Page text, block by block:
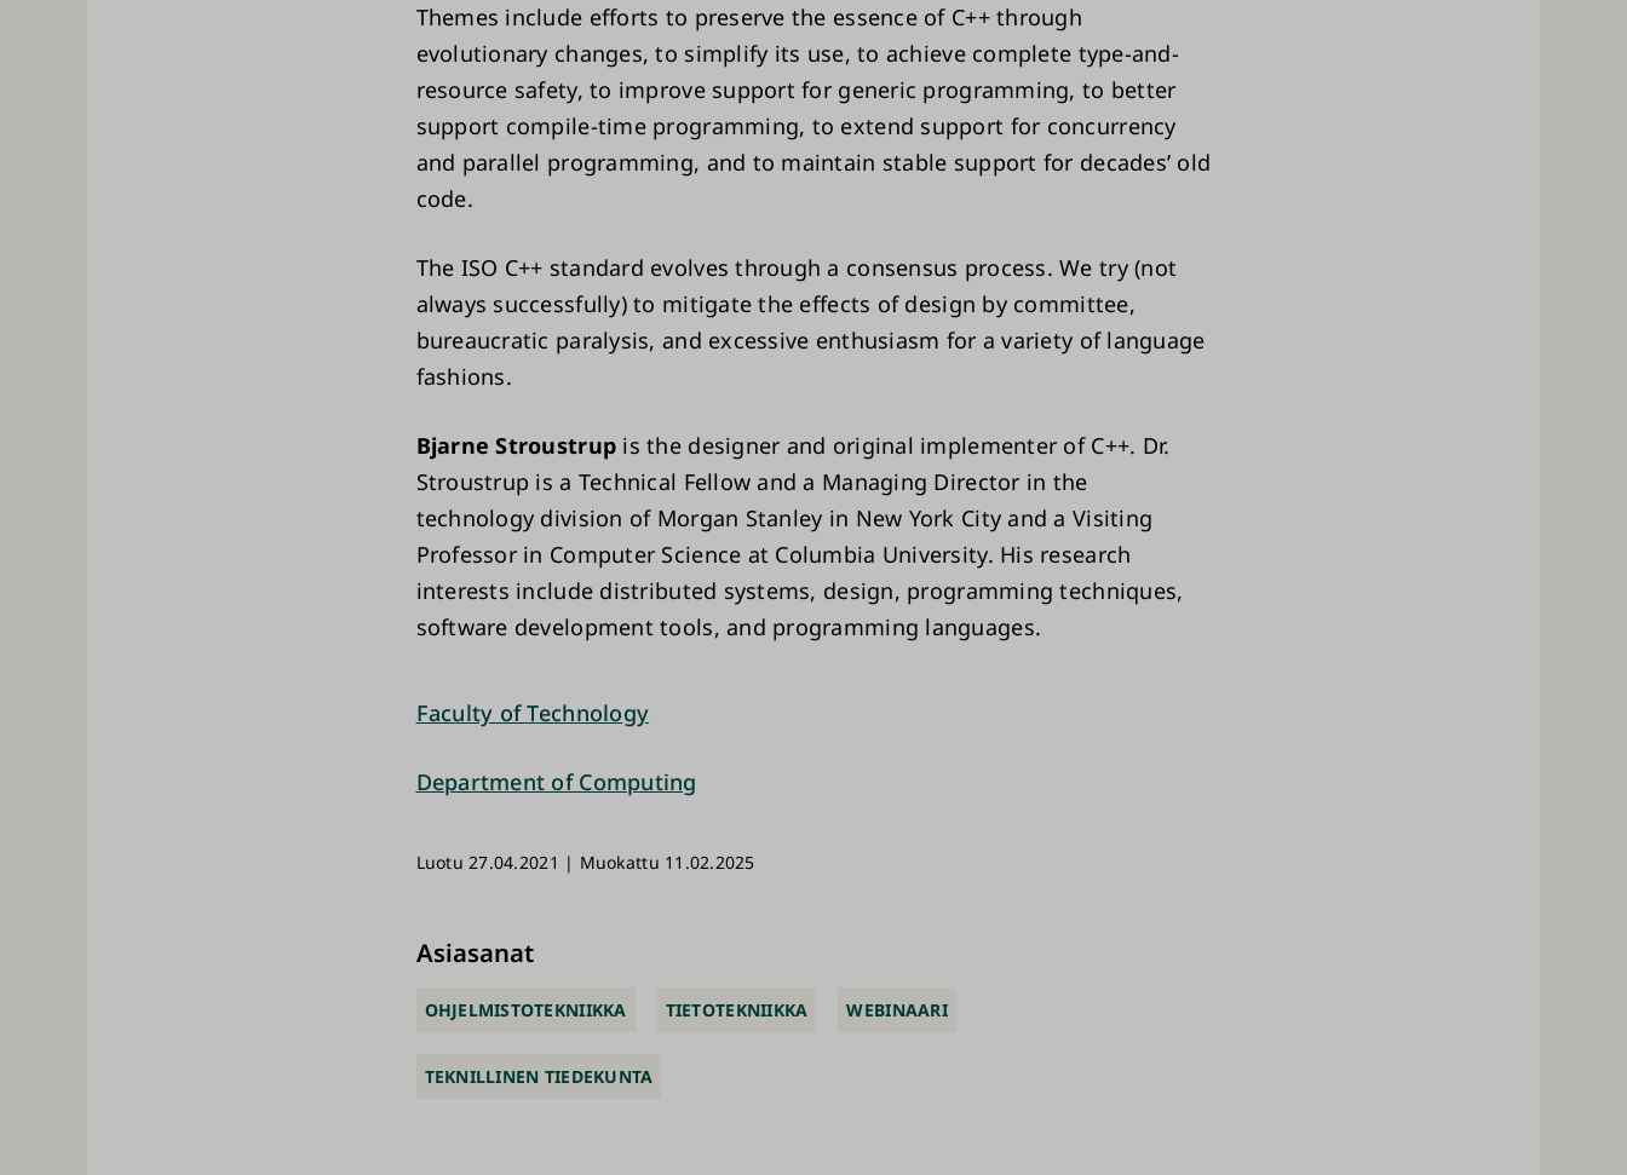
Themes include efforts to preserve the essence of C++ through
evolutionary changes, to simplify its use, to achieve complete type-and-
resource safety, to improve support for generic programming, to better
support compile-time programming, to extend support for concurrency
and parallel programming, and to maintain stable support for decades’ old
code.
The ISO C++ standard evolves through a consensus process. We try (not
always successfully) to mitigate the effects of design by committee,
bureaucratic paralysis, and excessive enthusiasm for a variety of language
fashions.
Bjarne Stroustrup is the designer and original implementer of C++. Dr.
Stroustrup is a Technical Fellow and a Managing Director in the
technology division of Morgan Stanley in New York City and a Visiting
Professor in Computer Science at Columbia University. His research
interests include distributed systems, design, programming techniques,
software development tools, and programming languages.
Faculty of Technology
Department of Computing
Luotu 27.04.2021 | Muokattu 11.02.2025
Asiasanat
OHJELMISTOTEKNIIKKA TIETOTEKNIIKKA WEBINAARI
TEKNILLINEN TIEDEKUNTA